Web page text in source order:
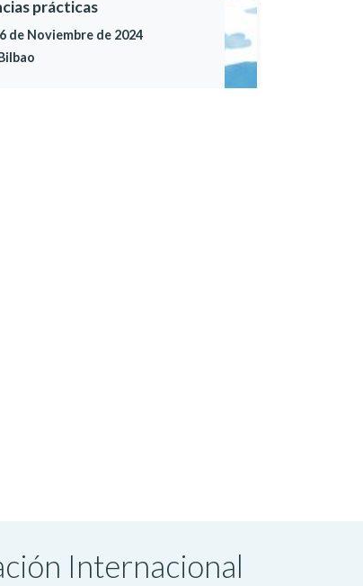
prácticas
6 de Noviembre de 2024
Internacional